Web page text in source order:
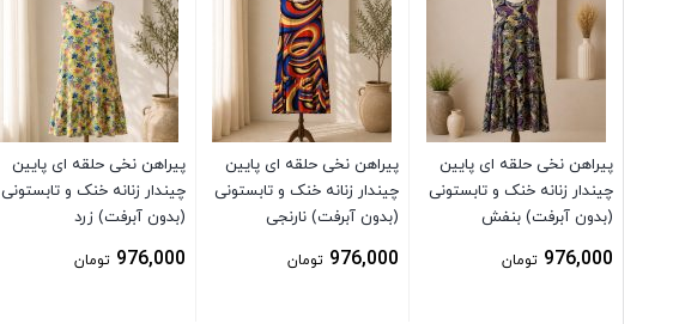
پیراهن نخی حلقه ای پایین
چیندار زنانه خنک و تابستونی
(بدون آبرفت) بنفش
976,000 تومان
پیراهن نخی حلقه ای پایین
چیندار زنانه خنک و تابستونی
(بدون آبرفت) نارنجی
976,000 تومان
پیراهن نخی حلقه ای پایین
چیندار زنانه خنک و تابستونی
(بدون آبرفت) زرد
976,000 تومان